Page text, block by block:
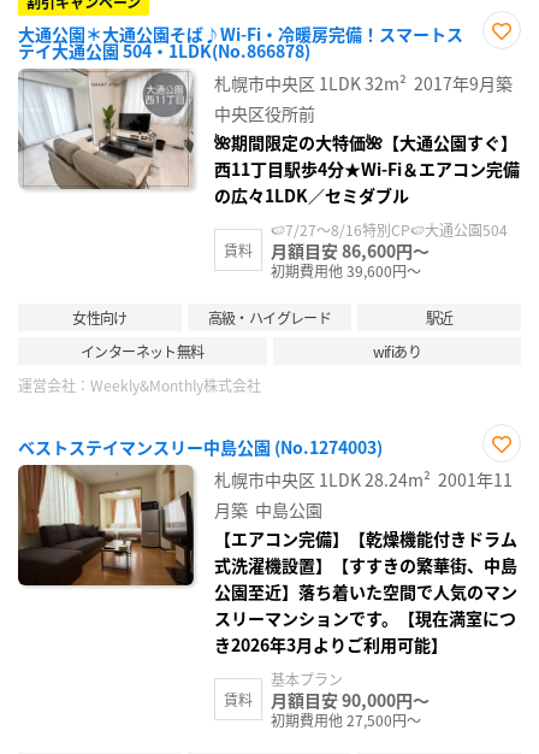
大通公園＊大通公園そば♪Wi-Fi・冷暖房完備！スマートス
テイ大通公園 504・1LDK(No.866878)
に入
り登
札幌市中央区 1LDK32m² 2017年9月築
中央区役所前
🌺期間限定の大特価🌺【大通公園すぐ】
西11丁目駅歩4分★Wi-Fi＆エアコン完備
の広々1LDK／セミダブル
賃料
🍉7/27～8/16特別CP🍉大通公園504
月額目安 86,600円～
初期費用他 39,600円～
女性向け 高級・ハイグレード
駅近
インターネット無料
wifiあり
運営会社： Weekly&Monthly株式会社
ベストステイマンスリー中島公園 (No.1274003)
お気
に入
札幌市中央区 1LDK28.24m² 2001年11
月築 中島公園
【エアコン完備】【乾燥機能付きドラム
式洗濯機設置】【すすきの繁華街、中島
公園至近】落ち着いた空間で人気のマン
スリーマンションです。【現在満室につ
き2026年3月よりご利用可能】
賃料
基本プラン
月額目安 90,000円～
初期費用他 27,500円～